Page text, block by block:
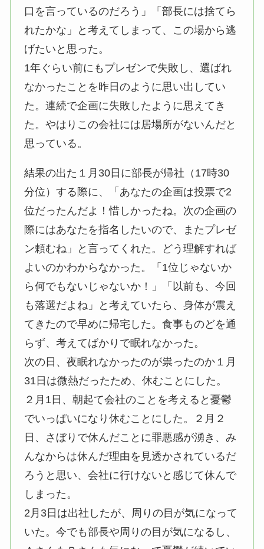
口を言っているのだろう」「部長には捨てら
れたかな」と考えてしまって、この場から逃
げたいと思った。
1年ぐらい前にもプレゼンで失敗し、選ばれ
なかったことを昨日のように思い出してい
た。連続で企画に失敗したように思えてき
た。やはりこの会社には居場所がないんだと
思っている。
結果の出た１月30日に部長が帰社（17時30
分位）する際に、「あなたの企画は投票で2
位だったんだよ！惜しかったね。次の企画の
際にはあなたを指名したいので、またプレゼ
ン頼むね」と言ってくれた。どう理解すれば
よいのかわからなかった。「1位じゃないか
ら何でもないじゃないか！」「以前も、今回
も落選だよね」と考えていたら、身体が震え
てきたので早めに帰宅した。食事ものどを通
らず、考えてばかりで眠れなかった。
次の日、夜眠れなかったのが祟ったのか１月
31日は微熱だったため、休むことにした。
２月1日、朝起て会社のことを考えると憂鬱
でいっぱいになり休むことにした。２月２
日、さぼりで休んだことに罪悪感が湧き、み
んなからは休んだ理由を見透かされているだ
ろうと思い、会社に行けないと感じて休んで
しまった。
2月3日は出社したが、周りの目が気になって
いた。今でも部長や周りの目が気になるし、